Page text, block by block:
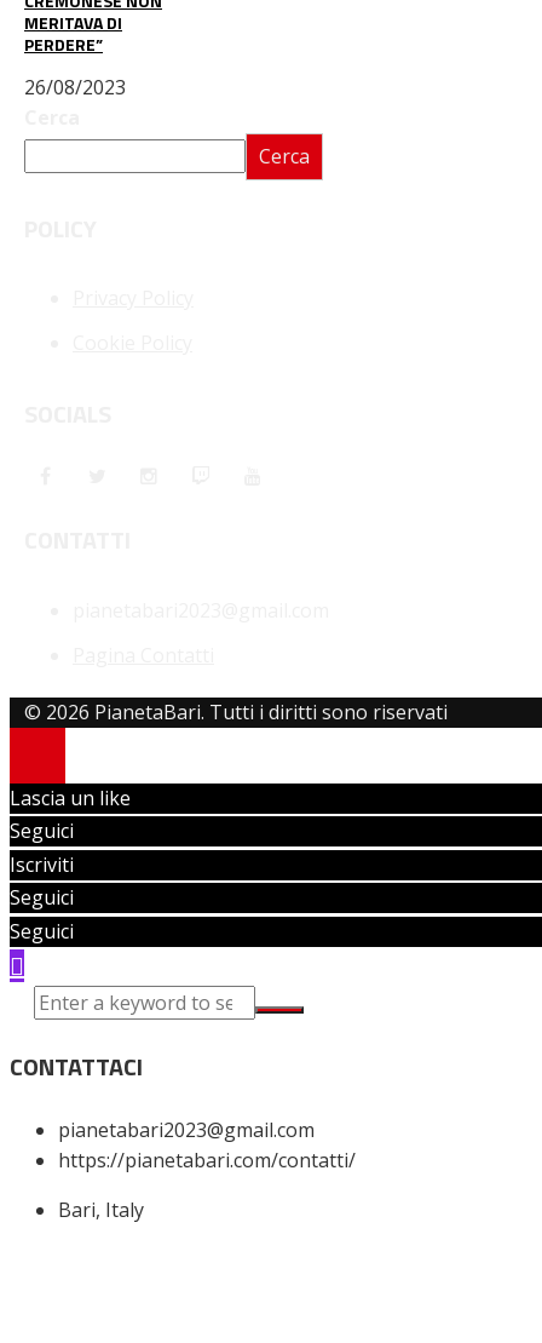
MERITAVA DI
PERDERE”
26/08/2023
Cerca
© 2026 PianetaBari. Tutti i diritti sono riservati
Lascia un like
Seguici
Iscriviti
Seguici
Seguici
CONTATTACI
pianetabari2023@gmail.com
https://pianetabari.com/contatti/
Bari, Italy